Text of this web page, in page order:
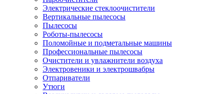
Электрические стеклоочистители
Вертикальные пылесосы
Пылесосы
Роботы-пылесосы
Поломойные и подметальные машины
Профессиональные пылесосы
Очистители и увлажнители воздуха
Электровеники и электрошвабры
Отпариватели
Утюги